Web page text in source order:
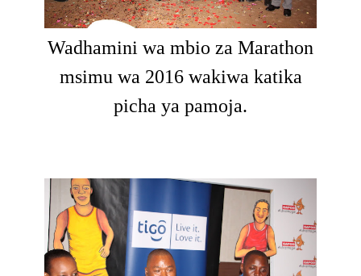
Wadhamini wa mbio za Marathon
msimu wa 2016 wakiwa katika
picha ya pamoja.